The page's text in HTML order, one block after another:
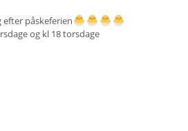
påskeferien
og kl 18 torsdage